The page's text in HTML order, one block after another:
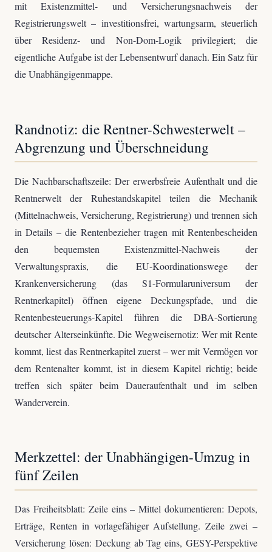
mit Existenzmittel- und Versicherungsnachweis der
Registrierungswelt – investitionsfrei, wartungsarm, steuerlich
über Residenz- und Non-Dom-Logik privilegiert; die
eigentliche Aufgabe ist der Lebensentwurf danach. Ein Satz für
die Unabhängigenmappe.
Randnotiz: die Rentner-Schwesterwelt –
Abgrenzung und Überschneidung
Die Nachbarschaftszeile: Der erwerbsfreie Aufenthalt und die
Rentnerwelt der Ruhestandskapitel teilen die Mechanik
(Mittelnachweis, Versicherung, Registrierung) und trennen sich
in Details – die Rentenbezieher tragen mit Rentenbescheiden
den bequemsten Existenzmittel-Nachweis der
Verwaltungspraxis, die EU-Koordinationswege der
Krankenversicherung (das S1-Formularuniversum der
Rentnerkapitel) öffnen eigene Deckungspfade, und die
Rentenbesteuerungs-Kapitel führen die DBA-Sortierung
deutscher Alterseinkünfte. Die Wegweisernotiz: Wer mit Rente
kommt, liest das Rentnerkapitel zuerst – wer mit Vermögen vor
dem Rentenalter kommt, ist in diesem Kapitel richtig; beide
treffen sich später beim Daueraufenthalt und im selben
Wanderverein.
Merkzettel: der Unabhängigen-Umzug in
fünf Zeilen
Das Freiheitsblatt: Zeile eins – Mittel dokumentieren: Depots,
Erträge, Renten in vorlagefähiger Aufstellung. Zeile zwei –
Versicherung lösen: Deckung ab Tag eins, GESY-Perspektive